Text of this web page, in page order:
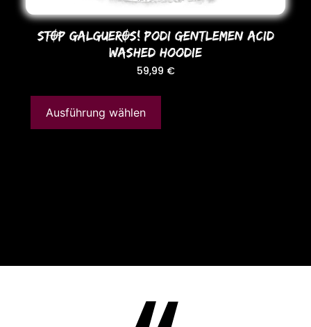
STOP GALGUEROS! Podi GENTLEMEN ACID
WASHED HooDIE
59,99 €
Ausführung wählen